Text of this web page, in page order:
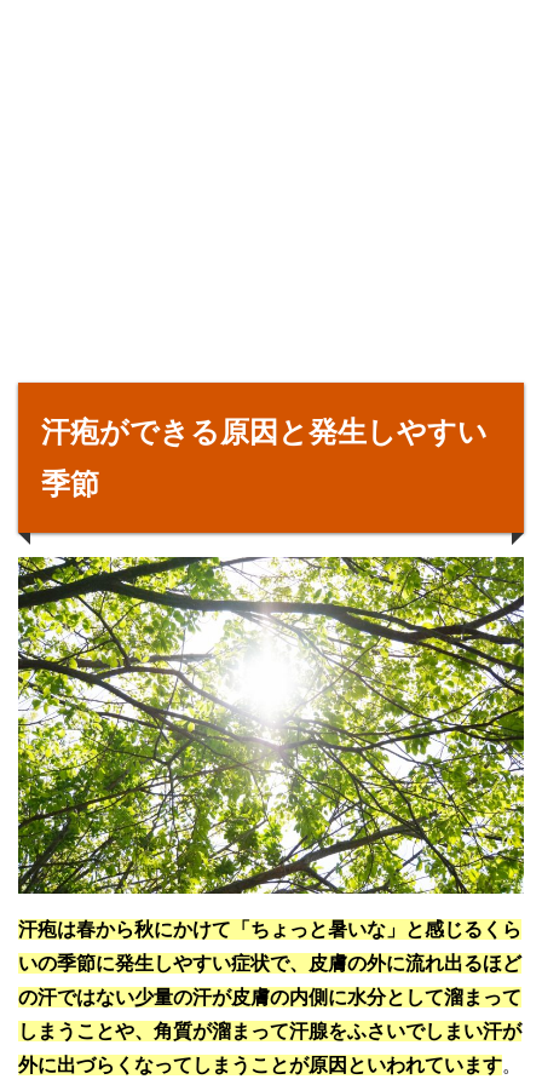
汗疱ができる原因と発生しやすい
季節
汗疱は春から秋にかけて「ちょっと暑いな」と感じるくら
いの季節に発生しやすい症状で、皮膚の外に流れ出るほど
の汗ではない少量の汗が皮膚の内側に水分として溜まって
しまうことや、角質が溜まって汗腺をふさいでしまい汗が
外に出づらくなってしまうことが原因といわれています。